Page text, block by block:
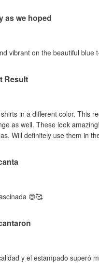
as we hoped
vibrant on the beautiful blue
Result
in a different color. This
as well. These look
Will definitely use them in
😍🥰
y el estampado superó